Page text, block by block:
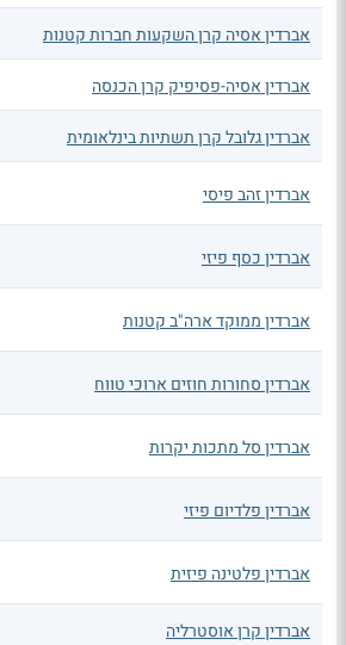
אברדין אסיה קרן השקעות חברות קטנות
אברדין אסיה-פסיפיק קרן הכנסה
אברדין גלובל קרן תשתיות בינלאומית
אברדין זהב פיסי
אברדין כסף פיזי
אברדין ממוקד ארה"ב קטנות
אברדין סחורות חוזים ארוכי טווח
אברדין סל מתכות יקרות
אברדין פלדיום פיזי
אברדין פלטינה פיזית
אברדין קרן אוסטרליה